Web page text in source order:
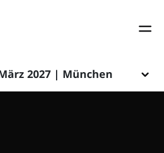
2027 | München